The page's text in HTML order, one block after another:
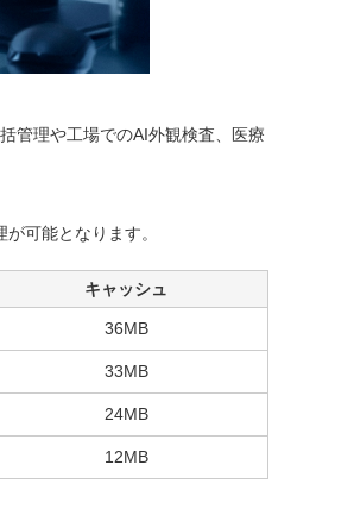
管理や工場でのAI外観検査、医療
可能となります。
キャッシュ
36MB
33MB
24MB
12MB